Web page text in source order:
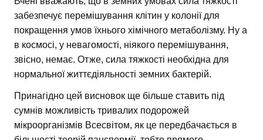
забезпечує перемішування клітин у колонії для
покращення умов їхнього хімічного метаболізму. Ну а
в космосі, у невагомості, ніякого перемішування,
звісно, немає. Отже, сила тяжкості необхідна для
нормальної життєдіяльності земних бактерій.
Принагідно цей висновок ще більше ставить під
сумнів можливість тривалих подорожей
мікроорганізмів Всесвітом, як це передбачається в